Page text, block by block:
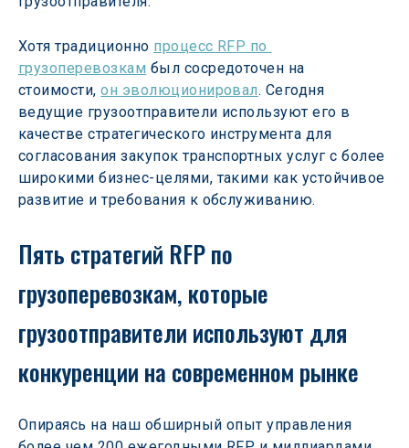
Хотя традиционно процесс RFP по
грузоперевозкам был сосредоточен на
стоимости, он эволюционировал. Сегодня
ведущие грузоотправители используют его в
качестве стратегического инструмента для
согласования закупок транспортных услуг с более
широкими бизнес-целями, такими как устойчивое
развитие и требования к обслуживанию.
Пять стратегий RFP по
грузоперевозкам, которые
грузоотправители используют для
конкуренции на современном рынке
Опираясь на наш обширный опыт управления